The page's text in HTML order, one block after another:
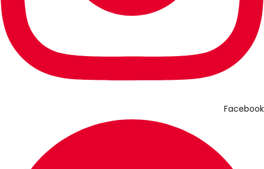
Facebook